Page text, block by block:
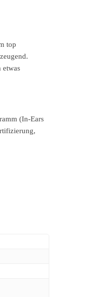
top
etwas
(In-Ears